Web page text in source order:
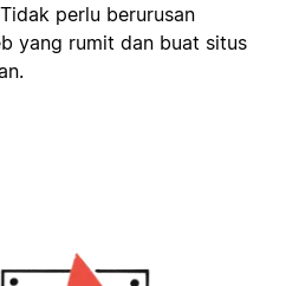
perlu berurusan
yang rumit dan buat situs